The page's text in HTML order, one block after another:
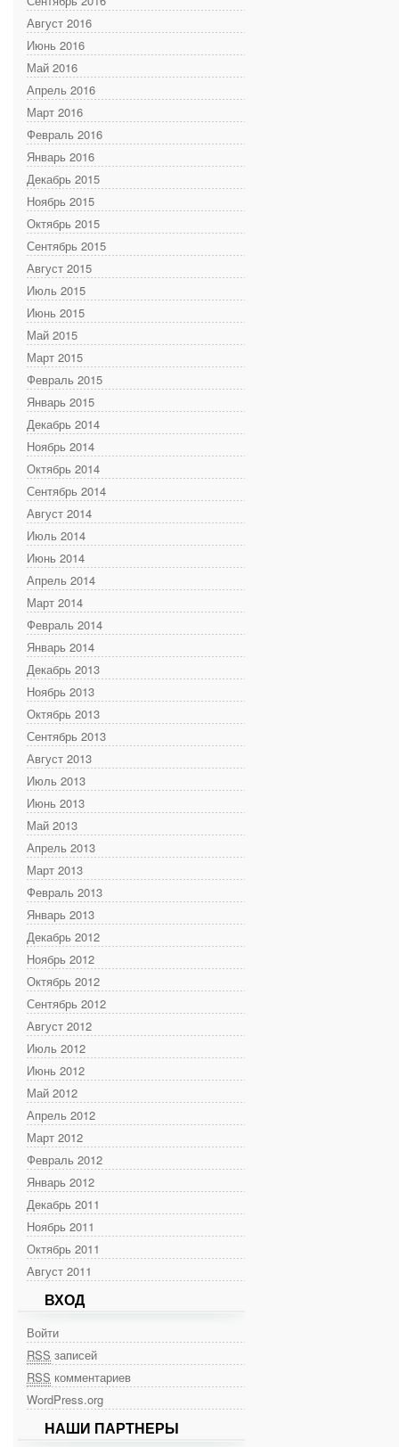
Август 2016
Июнь 2016
Май 2016
Апрель 2016
Март 2016
Февраль 2016
Январь 2016
Декабрь 2015
Ноябрь 2015
Октябрь 2015
Сентябрь 2015
Август 2015
Июль 2015
Июнь 2015
Май 2015
Март 2015
Февраль 2015
Январь 2015
Декабрь 2014
Ноябрь 2014
Октябрь 2014
Сентябрь 2014
Август 2014
Июль 2014
Июнь 2014
Апрель 2014
Март 2014
Февраль 2014
Январь 2014
Декабрь 2013
Ноябрь 2013
Октябрь 2013
Сентябрь 2013
Август 2013
Июль 2013
Июнь 2013
Май 2013
Апрель 2013
Март 2013
Февраль 2013
Январь 2013
Декабрь 2012
Ноябрь 2012
Октябрь 2012
Сентябрь 2012
Август 2012
Июль 2012
Июнь 2012
Май 2012
Апрель 2012
Март 2012
Февраль 2012
Январь 2012
Декабрь 2011
Ноябрь 2011
Октябрь 2011
Август 2011
ВХОД
Войти
RSS записей
RSS комментариев
WordPress.org
НАШИ ПАРТНЕРЫ